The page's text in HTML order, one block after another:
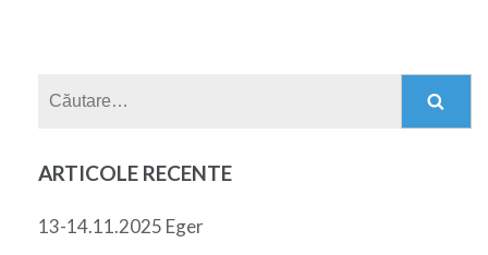
ARTICOLE RECENTE
13-14.11.2025 Eger